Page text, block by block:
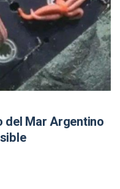
del Mar Argentino